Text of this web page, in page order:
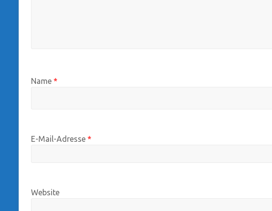
Name *
E-Mail-Adresse *
Website